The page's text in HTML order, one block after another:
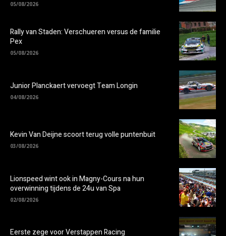
05/08/2026
Rally van Staden: Verschueren versus de familie
Pex
05/08/2026
Junior Planckaert vervoegt Team Longin
04/08/2026
Kevin Van Deijne scoort terug volle puntenbuit
03/08/2026
Lionspeed wint ook in Magny-Cours na hun
overwinning tijdens de 24u van Spa
02/08/2026
Eerste zege voor Verstappen Racing